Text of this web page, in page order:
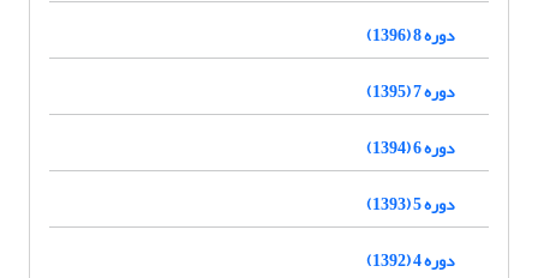
دوره 8 (1396)
دوره 7 (1395)
دوره 6 (1394)
دوره 5 (1393)
دوره 4 (1392)